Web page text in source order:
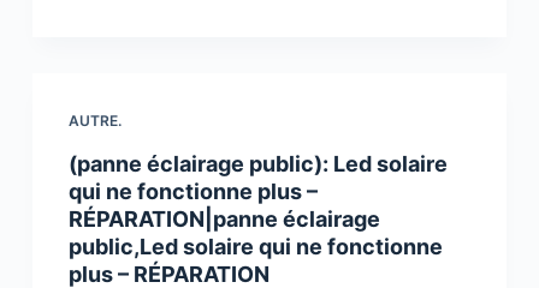
AUTRE.
(panne éclairage public): Led solaire
qui ne fonctionne plus –
RÉPARATION|panne éclairage
public,Led solaire qui ne fonctionne
plus – RÉPARATION